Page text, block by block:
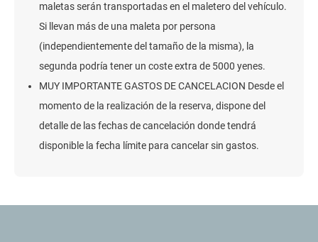
maletas serán transportadas en el maletero del vehículo.
Si llevan más de una maleta por persona
(independientemente del tamaño de la misma), la
segunda podría tener un coste extra de 5000 yenes.
MUY IMPORTANTE GASTOS DE CANCELACION Desde el
momento de la realización de la reserva, dispone del
detalle de las fechas de cancelación donde tendrá
disponible la fecha límite para cancelar sin gastos.